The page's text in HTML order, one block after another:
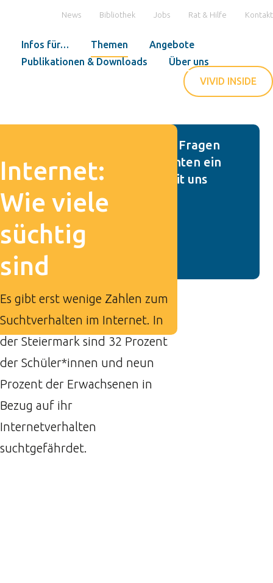
News Bibliothek Jobs Rat & Hilfe Kontakt
Infos für… Themen
Angebote
Publikationen & Downloads
Über uns
VIVID INSIDE
Internet:
Wie viele
süchtig
sind
Es gibt erst wenige Zahlen zum
Suchtverhalten im Internet. In
der Steiermark sind 32 Prozent
der Schüler*innen und neun
Prozent der Erwachsenen in
Bezug auf ihr
Internetverhalten
suchtgefährdet.
Sie haben Fragen
oder möchten ein
Projekt mit uns